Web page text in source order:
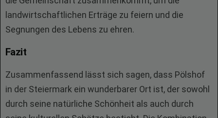
landwirtschaftlichen Erträge zu feiern und die
Segnungen des Lebens zu ehren.
Fazit
Zusammenfassend lässt sich sagen, dass Pölshof
in der Steiermark ein wunderbarer Ort ist, der sowohl
durch seine natürliche Schönheit als auch durch